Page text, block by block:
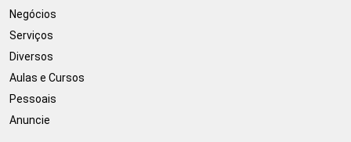
Negócios
Serviços
Diversos
Aulas e Cursos
Pessoais
Anuncie